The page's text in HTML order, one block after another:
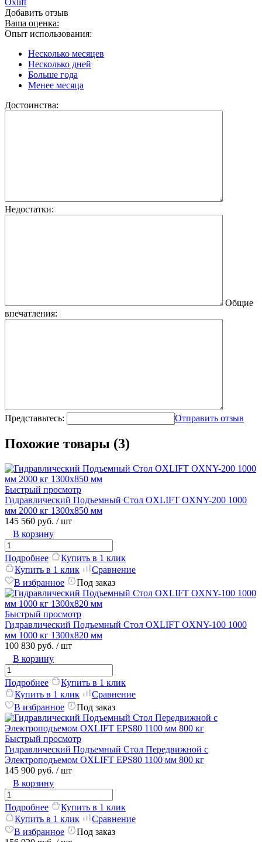
Добавить отзыв
Ваша оценка:
Опыт использования:
Несколько месяцев
Несколько дней
Больше года
Менее месяца
Достоинства:
Недостатки:
Общие
впечатления:
Представьтесь: Отправить отзыв
Похожие товары (3)
Быстрый просмотр
Гидравлический Подъемный Стол OXLIFT OXNY-200 1000
мм 2000 кг 1300х850 мм
145 560 руб. / шт
В корзину
Подробнее
Купить в 1 клик
Купить в 1 клик
Сравнение
В избранное
Под заказ
Быстрый просмотр
Гидравлический Подъемный Стол OXLIFT OXNY-100 1000
мм 1000 кг 1300х820 мм
100 830 руб. / шт
В корзину
Подробнее
Купить в 1 клик
Купить в 1 клик
Сравнение
В избранное
Под заказ
Быстрый просмотр
Гидравлический Подъемный Стол Передвижной с
Электроподъемом OXLIFT EPS80 1100 мм 800 кг
145 900 руб. / шт
В корзину
Подробнее
Купить в 1 клик
Купить в 1 клик
Сравнение
В избранное
Под заказ